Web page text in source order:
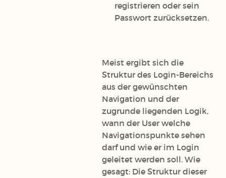
registrieren oder sein
Passwort zurücksetzen.
Meist ergibt sich die
Struktur des Login-Bereichs
aus der gewünschten
Navigation und der
zugrunde liegenden Logik,
wann der User welche
Navigationspunkte sehen
darf und wie er im Login
geleitet werden soll. Wie
gesagt: Die Struktur dieser